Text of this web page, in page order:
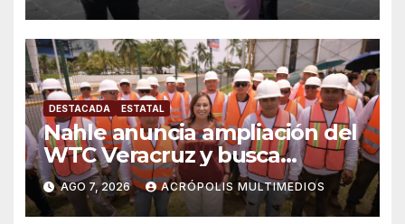
DESTACADA ESTATAL
Nahle anuncia ampliación del
WTC Veracruz y busca
solución para ingenio en crisis
AGO 7, 2026 ACRÓPOLIS MULTIMEDIOS